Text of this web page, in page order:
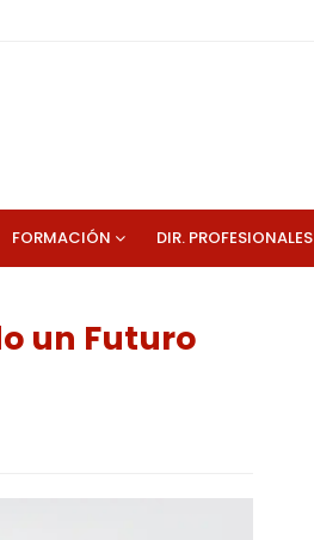
FORMACIÓN DIR. PROFESIONALES
un Futuro